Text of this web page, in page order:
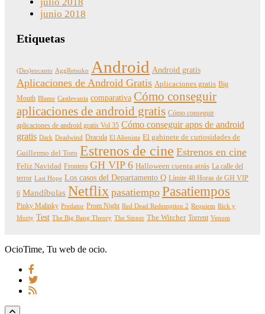
junio 2018
Etiquetas
(Des)encanto AggRetsuko Android Android gratis
Aplicaciones de Android Gratis Aplicaciones gratis Big
Mouth Blame Castlevania comparativa Cómo conseguir
aplicaciones de android gratis Cómo conseguir
aplicaciones de android gratis Vol 35 Cómo conseguir apps de android
gratis Dark Deadwind Dracula El Alienista El gabinete de curiosidades de
Guillermo del Toro Estrenos de cine Estrenos en cine
Feliz Navidad Frontera GH VIP 6 Halloween cuenta atrás La calle del
terror Last Hope Los casos del Departamento Q Límite 48 Horas de GH VIP
6 Mandíbulas Netflix pasatiempo Pasatiempos
Pinky Malinky Predator Prom Night Red Dead Redemption 2 Requiem Rick y
Morty Test The Big Bang Theory The Sinner The Witcher Torrent Venom
OcioTime, Tu web de ocio.